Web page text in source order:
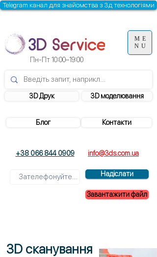
3D моделювання
Контакти
3D Друк
+38 066 844 0909 info@3ds.com.ua
Надіслати
Завантажити файл
Блог
Пн-Пт 10:00–19:00
Telegram канал для знайомства з 3д технологіями
ME
NU
3D сканування